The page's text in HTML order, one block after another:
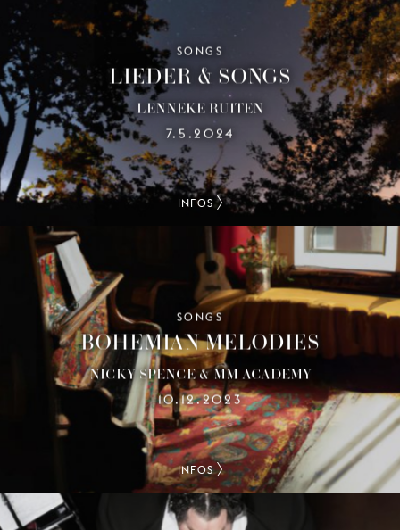
SONGS
LIEDER & SONGS
LENNEKE RUITEN
7.5.2024
INFOS
SONGS
BOHEMIAN MELODIES
NICKY SPENCE & MM ACADEMY
10.12.2023
INFOS